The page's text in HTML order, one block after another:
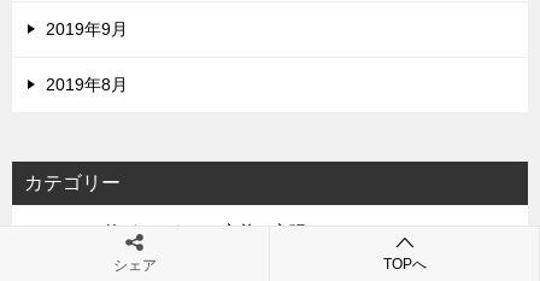
2019年9月
2019年8月
カテゴリー
iMotaro的どーでもいい主義・主張
シェア TOPへ